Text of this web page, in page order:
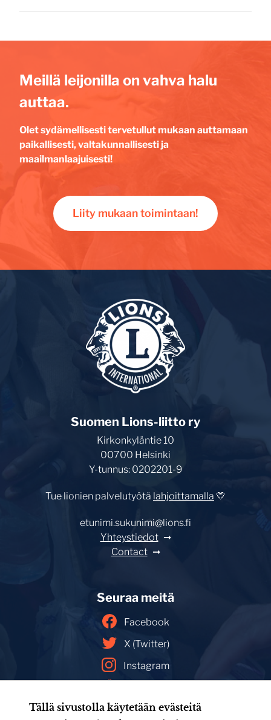
Tällä sivustolla käytetään evästeitä
Meillä leijonilla on vahva halu
auttaa.
Olet sydämellisesti tervetullut mukaan auttamaan
paikallisesti, valtakunnallisesti ja
maailmanlaajuisesti!
Liity mukaan toimintaan!
Suomen Lions-liitto ry
Kirkonkyläntie 10
00700 Helsinki
Y-tunnus: 0202201-9
Tue lionien palvelutyötä lahjoittamalla 💛
etunimi.sukunimi@lions.fi
Yhteystiedot
Contact
Seuraa meitä
Facebook
X (Twitter)
Instagram
Facebookin mainoskirjasto